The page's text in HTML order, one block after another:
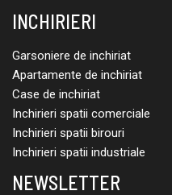
INCHIRIERI
Garsoniere de inchiriat
Apartamente de inchiriat
Case de inchiriat
Inchirieri spatii comerciale
Inchirieri spatii birouri
Inchirieri spatii industriale
NEWSLETTER